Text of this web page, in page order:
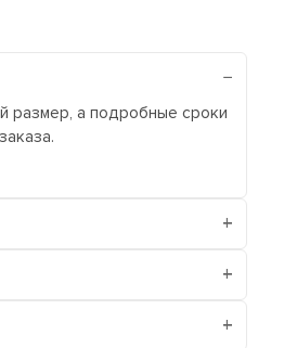
размер, а подробные сроки